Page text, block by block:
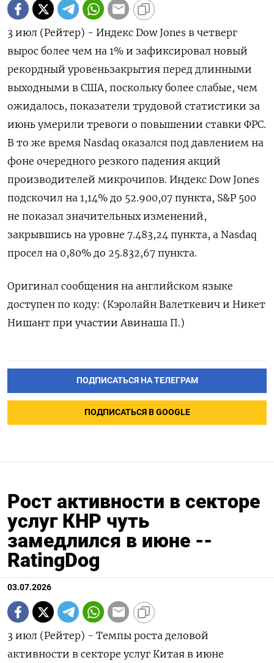
3 июл (Рейтер) - Индекс Dow Jones в четверг
вырос ‌более чем на 1% и зафиксировал новый
рекордный уровеньзакрытия ​перед длинными ​
выходными в ​США, поскольку ⁠более слабые, ‌чем
ожидалось, показатели ‌трудовой статистики за
июнь умерили ​тревоги о повышении ставки ‌ФРС.
В то ​же время Nasdaq оказался ‌под давлением на
фоне очередного резкого падения акций
производителей ​микрочипов. Индекс ​Dow ‌Jones
подскочил на 1,14% ​до 52.900,07 пункта, S&P 500
не показал значительных изменений,
закрывшись на уровне 7.483,24 пункта, а Nasdaq
просел ​на 0,80% ⁠до 25.832,67 пункта.
Оригинал сообщения на ‌английском языке
доступен по ‌коду: (Кэролайн Валеткевич и Никет
​Нишант при участии ‌Авинаша П.)
ПОДПИСАТЬСЯ НА ТЕЛЕГРАМ
ПОДПИСАТЬСЯ В GOOGLE
Рост активности в секторе
услуг КНР чуть
замедлился в июне --
RatingDog
03.07.2026
3 июл (Рейтер) - Темпы роста деловой
активности в ‌секторе услуг Китая в июне